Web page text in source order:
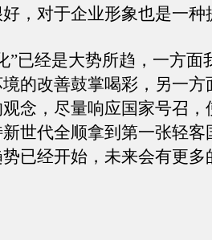
，对于企业形象也是一种
经是大势所趋，一方面
的改善鼓掌喝彩，另一方
念，尽量响应国家号召，
世代全顺拿到第一张轻
已经开始，未来会有更多